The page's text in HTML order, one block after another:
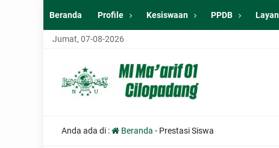
Beranda Profile Kesiswaan PPDB
Jumat, 07-08-2026
Anda ada di : Beranda - Prestasi Siswa